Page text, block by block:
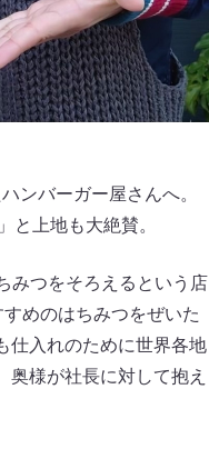
ンバーガー屋さんへ。
上地も大絶賛。
みつをそろえるという店
めのはちみつをぜいた
仕入れのために世界各地
様が社長に対して抱え